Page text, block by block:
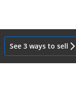
See 3 ways to sell